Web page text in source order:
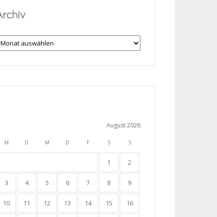
August 2026
M D M D F S S
1 2
3 4 5 6 7 8 9
10 11 12 13 14 15 16